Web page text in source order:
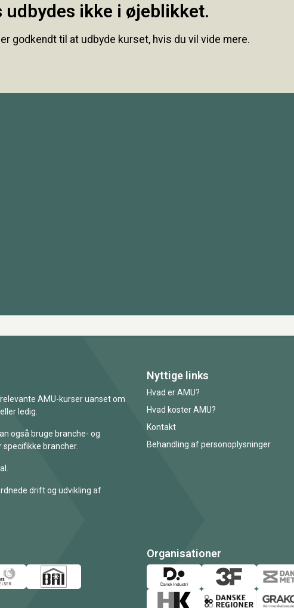
udbydes ikke i øjeblikket.
godkendt til at udbyde kurset, hvis du vil vide mere.
AMU-kurser uanset om
ledig.
også bruge branche- og
brancher.
drift og udvikling af
Nyttige links
Hvad er AMU?
Hvad koster AMU?
Kontakt
Behandling af personoplysninger
Organisationer